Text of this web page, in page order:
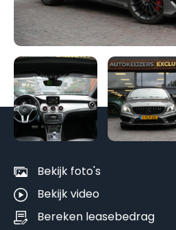
Bekijk foto's
Bekijk video
Bereken leasebedrag